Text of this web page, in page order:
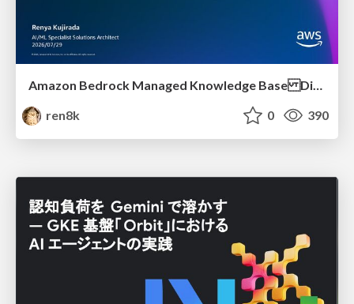
Amazon Bedrock Managed Knowledge Base Dive Deep
ren8k
0 390